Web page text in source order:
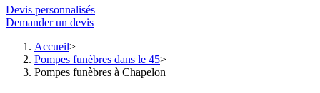
Devis personnalisés
Demander un devis
Accueil
Pompes funèbres dans le 45
Pompes funèbres à Chapelon